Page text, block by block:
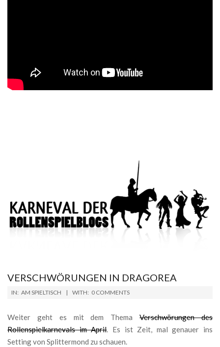
VERSCHWÖRUNGEN IN DRAGOREA
2019-
15
IN: AM SPIELTISCH WITH: 0 COMMENTS
Weiter geht es mit dem ThemaVerschwörungen des
Rollenspielkarnevals im April. Es ist Zeit, mal genauer ins
Setting von Splittermond zu schauen.